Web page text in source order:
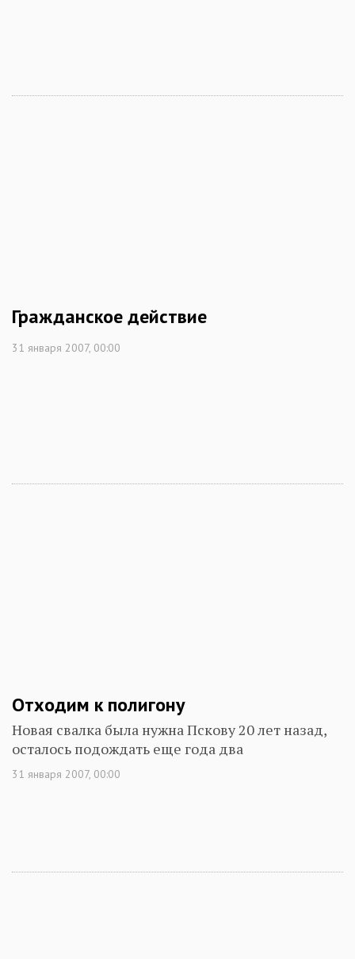
Гражданское действие
31 января 2007, 00:00
Отходим к полигону
Новая свалка была нужна Пскову 20 лет назад,
осталось подождать еще года два
31 января 2007, 00:00